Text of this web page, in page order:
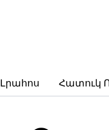
Լրահոս Հատուկ